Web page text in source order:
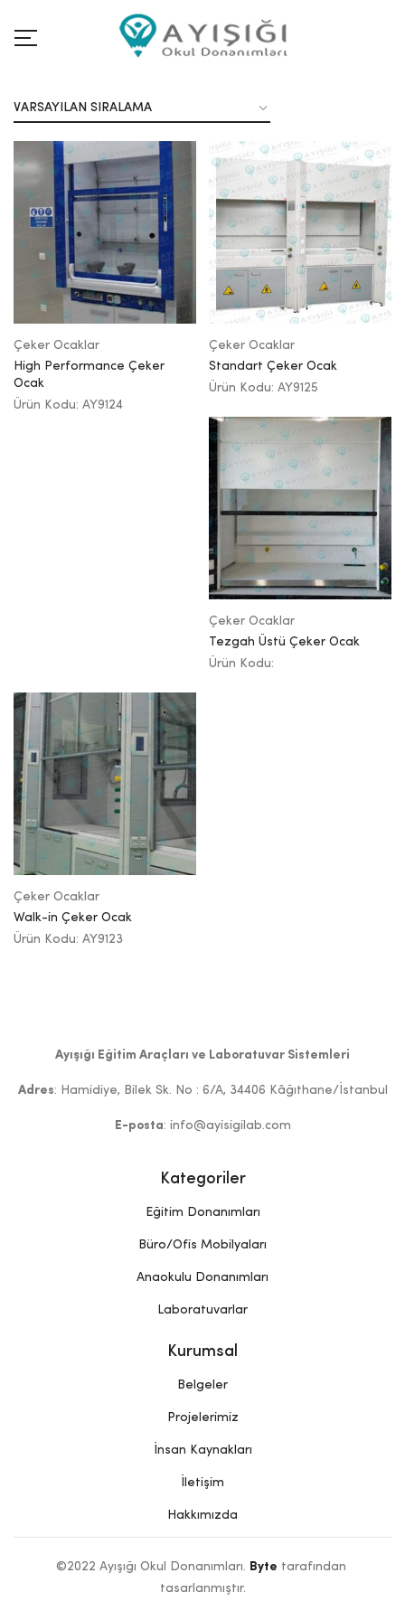
Çeker Ocaklar
High Performance Çeker
Ocak
Ürün Kodu: AY9124
Çeker Ocaklar
Standart Çeker Ocak
Ürün Kodu: AY9125
Çeker Ocaklar
Tezgah Üstü Çeker Ocak
Ürün Kodu:
Çeker Ocaklar
Walk-in Çeker Ocak
Ürün Kodu: AY9123
Ayışığı Eğitim Araçları ve Laboratuvar Sistemleri
Adres: Hamidiye, Bilek Sk. No : 6/A, 34406 Kâğıthane/İstanbul
E-posta: info@ayisigilab.com
Kategoriler
Eğitim Donanımları
Büro/Ofis Mobilyaları
Anaokulu Donanımları
Laboratuvarlar
Kurumsal
Belgeler
Projelerimiz
İnsan Kaynakları
İletişim
Hakkımızda
©2022 Ayışığı Okul Donanımları. Byte tarafından
tasarlanmıştır.